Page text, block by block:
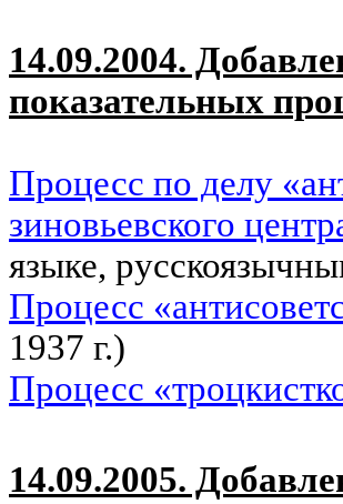
14.09.2004.
показательных
Процесс по делу
зиновьевского
языке,
Процесс
1937 г.)
Процесс
14.09.2005.